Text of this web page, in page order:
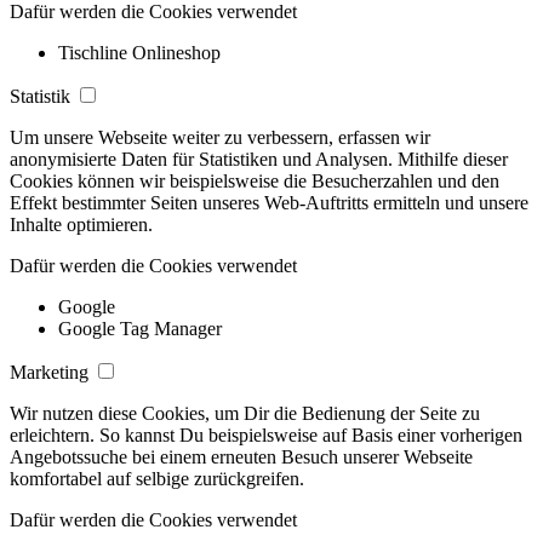
Dafür werden die Cookies verwendet
Tischline Onlineshop
Statistik
Um unsere Webseite weiter zu verbessern, erfassen wir
anonymisierte Daten für Statistiken und Analysen. Mithilfe dieser
Cookies können wir beispielsweise die Besucherzahlen und den
Effekt bestimmter Seiten unseres Web-Auftritts ermitteln und unsere
Inhalte optimieren.
Dafür werden die Cookies verwendet
Google
Google Tag Manager
Marketing
Wir nutzen diese Cookies, um Dir die Bedienung der Seite zu
erleichtern. So kannst Du beispielsweise auf Basis einer vorherigen
Angebotssuche bei einem erneuten Besuch unserer Webseite
komfortabel auf selbige zurückgreifen.
Dafür werden die Cookies verwendet